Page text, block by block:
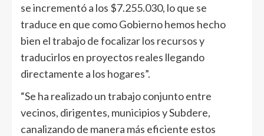
se incrementó a los $7.255.030, lo que se
traduce en que como Gobierno hemos hecho
bien el trabajo de focalizar los recursos y
traducirlos en proyectos reales llegando
directamente a los hogares”.
“Se ha realizado un trabajo conjunto entre
vecinos, dirigentes, municipios y Subdere,
canalizando de manera más eficiente estos